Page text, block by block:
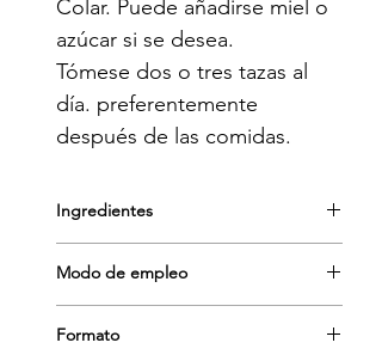
Colar. Puede añadirse miel o
azúcar si se desea.
Tómese dos o tres tazas al
día. preferentemente
después de las comidas.
Ingredientes
Modo de empleo
taza de agua durante 3-4 minutos,
Formato